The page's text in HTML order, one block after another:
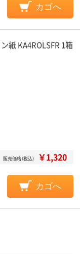
カゴへ
紙 KA4ROLSFR 1箱
販売価格（税込） ￥1,320
カゴへ